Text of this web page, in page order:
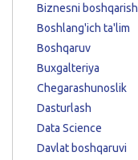
Biznesni boshqarish
Boshlang'ich ta'lim
Boshqaruv
Buxgalteriya
Chegarashunoslik
Dasturlash
Data Science
Davlat boshqaruvi